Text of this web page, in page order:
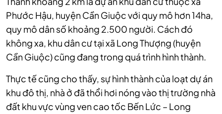
Phước Hậu, huyện Cần Giuộc với quy mô hơn 14ha,
quy mô dân số khoảng 2.500 người. Cách đó
không xa, khu dân cư tại xã Long Thượng (huyện
Cần Giuộc) cũng đang trong quá trình hình thành.
Thực tế cũng cho thấy, sự hình thành của loạt dự án
khu đô thị, nhà ở đã thổi hơi nóng vào thị trường nhà
đất khu vực vùng ven cao tốc Bến Lức – Long